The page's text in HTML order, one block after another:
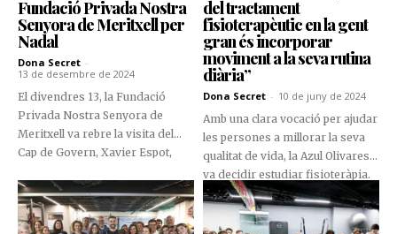
Fundació Privada Nostra
Senyora de Meritxell per
Nadal
Dona Secret -
13 de desembre de 2024
El divendres 13, la Fundació
Privada Nostra Senyora de
Meritxell va rebre la visita del
Cap de Govern, Xavier Espot,
d’Afers Socials i Funció Pública,
Trini Marín, i del ministre de
Relacions Institucionals,
del tractament
fisioterapèutic en la gent
gran és incorporar
moviment a la seva rutina
diària”
Dona Secret - 10 de juny de 2024
Amb una clara vocació per ajudar
les persones a millorar la seva
qualitat de vida, la Azul Olivares
va decidir estudiar fisioteràpia.